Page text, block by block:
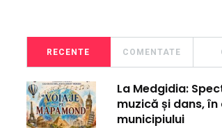
RECENTE COMENTATE
La Medgidia:
muzică și dans,
municipiului